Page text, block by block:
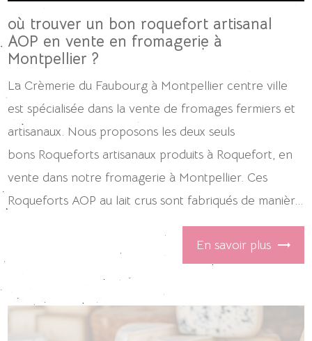
où trouver un bon roquefort artisanal
AOP en vente en fromagerie à
Montpellier ?
La Crèmerie du Faubourg à Montpellier centre ville
est spécialisée dans la vente de fromages fermiers et
artisanaux. Nous proposons les deux seuls
bons Roqueforts artisanaux produits à Roquefort, en
vente dans notre fromagerie à Montpellier. Ces
Roqueforts AOP au lait crus sont fabriqués de manièr...
En savoir plus